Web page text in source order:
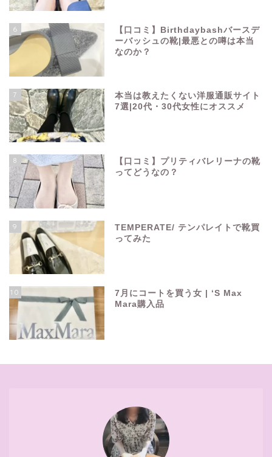
6
【口コミ】Birthdaybashバースデ
ーバッシュの靴|最悪との噂は本当
なのか？
7
本当は教えたくない洋服通販サイト
7選|20代・30代女性にオススメ
8
【口コミ】プリティバレリーナの靴
ってどうなの？
9
TEMPERATE/ テンパレイトで靴買
ってみた
10
7月にコートを買う女 | ‘S Max
Mara購入品